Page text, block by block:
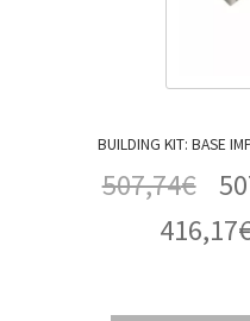
507,74€
416,17